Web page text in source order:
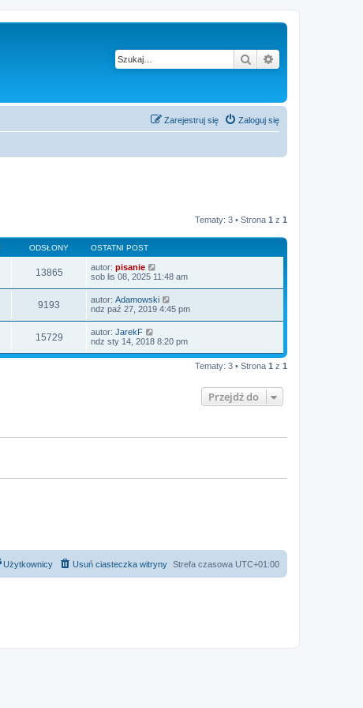
Szukaj
Zaloguj się
Zarejestruj się
Tematy: 3 • Strona 1 z 1
ODSŁONY OSTATNI POST
13865 autor: pisanie
sob lis 08, 2025 11:48 am
9193 autor: Adamowski
ndz paź 27, 2019 4:45 pm
15729 autor: JarekF
ndz sty 14, 2018 8:20 pm
Tematy: 3 • Strona 1 z 1
Przejdź do
Strefa czasowa UTC+01:00
Usuń ciasteczka witryny
Użytkownicy